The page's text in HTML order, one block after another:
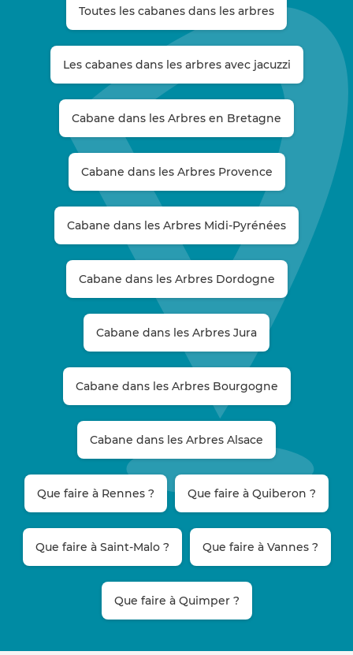
Toutes les cabanes dans les arbres
Les cabanes dans les arbres avec jacuzzi
Cabane dans les Arbres en Bretagne
Cabane dans les Arbres Provence
Cabane dans les Arbres Midi-Pyrénées
Cabane dans les Arbres Dordogne
Cabane dans les Arbres Jura
Cabane dans les Arbres Bourgogne
Cabane dans les Arbres Alsace
Que faire à Rennes ? Que faire à Quiberon ?
Que faire à Saint-Malo ? Que faire à Vannes ?
Que faire à Quimper ?